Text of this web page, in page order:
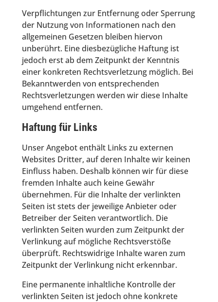
Verpflichtungen zur Entfernung oder Sperrung
der Nutzung von Informationen nach den
allgemeinen Gesetzen bleiben hiervon
unberührt. Eine diesbezügliche Haftung ist
jedoch erst ab dem Zeitpunkt der Kenntnis
einer konkreten Rechtsverletzung möglich. Bei
Bekanntwerden von entsprechenden
Rechtsverletzungen werden wir diese Inhalte
umgehend entfernen.
Haftung für Links
Unser Angebot enthält Links zu externen
Websites Dritter, auf deren Inhalte wir keinen
Einfluss haben. Deshalb können wir für diese
fremden Inhalte auch keine Gewähr
übernehmen. Für die Inhalte der verlinkten
Seiten ist stets der jeweilige Anbieter oder
Betreiber der Seiten verantwortlich. Die
verlinkten Seiten wurden zum Zeitpunkt der
Verlinkung auf mögliche Rechtsverstöße
überprüft. Rechtswidrige Inhalte waren zum
Zeitpunkt der Verlinkung nicht erkennbar.
Eine permanente inhaltliche Kontrolle der
verlinkten Seiten ist jedoch ohne konkrete